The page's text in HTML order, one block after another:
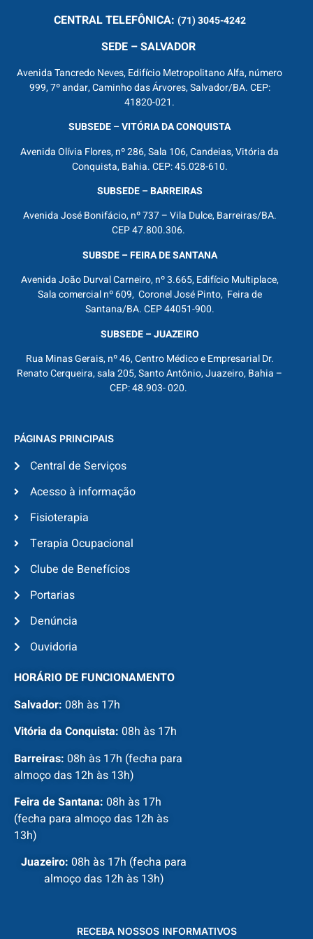
CENTRALTELEFÔNICA: (71) 3045-4242
SEDE – SALVADOR
Avenida Tancredo Neves, Edifício Metropolitano Alfa, número
999, 7º andar, Caminho das Árvores, Salvador/BA. CEP:
41820-021.
SUBSEDE – VITÓRIA DA CONQUISTA
Avenida Olívia Flores, nº 286, Sala 106, Candeias, Vitória da
Conquista, Bahia. CEP: 45.028-610.
SUBSEDE – BARREIRAS
Avenida José Bonifácio, nº 737 – Vila Dulce, Barreiras/BA.
CEP 47.800.306.
SUBSDE – FEIRA DE SANTANA
Avenida João Durval Carneiro, nº 3.665, Edifício Multiplace,
Sala comercial nº 609, Coronel José Pinto, Feira de
Santana/BA. CEP 44051-900.
SUBSEDE – JUAZEIRO
Rua Minas Gerais, nº 46, Centro Médico e Empresarial Dr.
Renato Cerqueira, sala 205, Santo Antônio, Juazeiro, Bahia –
CEP: 48.903- 020.
PÁGINAS PRINCIPAIS
Central de Serviços
Acesso à informação
Fisioterapia
Terapia Ocupacional
Clube de Benefícios
Portarias
Denúncia
Ouvidoria
HORÁRIO DE FUNCIONAMENTO
Salvador: 08h às 17h
Vitória da Conquista: 08h às 17h
Barreiras: 08h às 17h (fecha para
almoço das 12h às 13h)
Feira de Santana: 08h às 17h
(fecha para almoço das 12h às
13h)
Juazeiro: 08h às 17h (fecha para
almoço das 12h às 13h)
RECEBA NOSSOS INFORMATIVOS